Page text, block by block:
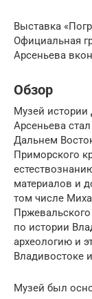
Выставка
Официальная
Арсеньева
Обзор
Музей истории
Арсеньева
Дальнем
Приморского
материалов и
том числе
по истории
археологию и
Владивостоке
Музей был